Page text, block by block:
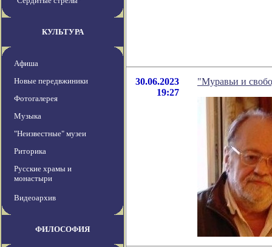
КУЛЬТУРА
Афиша
Новые передвжиники
Фотогалерея
Музыка
"Неизвестные" музеи
Риторика
Русские храмы и
монастыри
Видеоархив
ФИЛОСОФИЯ
30.06.2023
19:27
"Муравьи и